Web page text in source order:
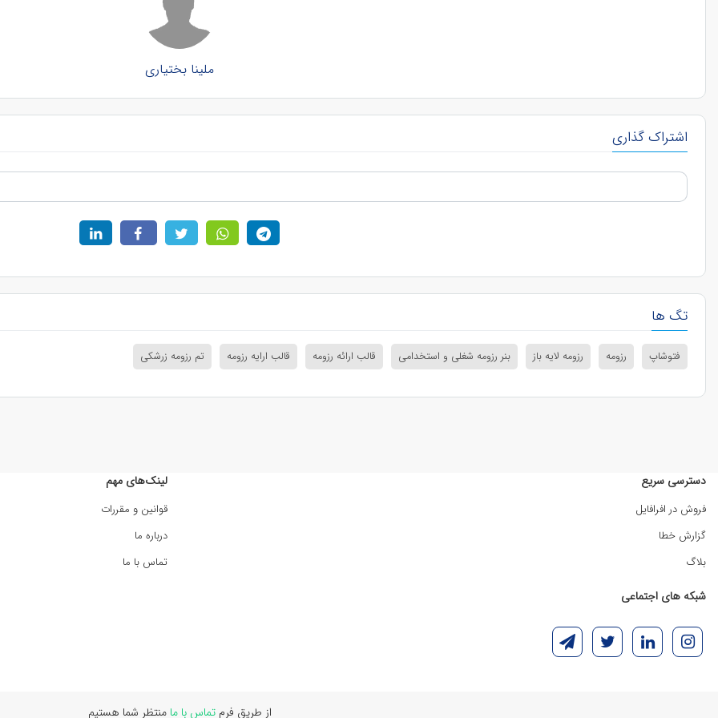
ملینا بختیاری
اشتراک گذاری
تگ ها
فتوشاپ رزومه رزومه لایه باز بنر رزومه شغلی و استخدامی قالب ارائه رزومه قالب ارایه رزومه تم رزومه زرشکی
دسترسی سریع
فروش در افرافایل
گزارش خطا
بلاگ
لینک‌های مهم
قوانین و مقررات
درباره ما
تماس با ما
شبکه های اجتماعی
از طریق فرمتماس با ما منتظر شما هستیم